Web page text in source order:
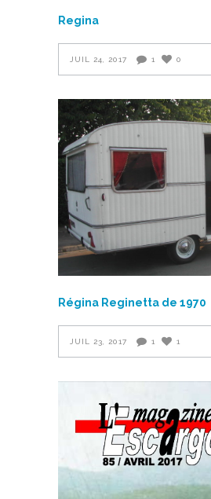
Regina
JUIL 24, 2017 1 0
Régina Reginetta de 1970
JUIL 23, 2017 1 1